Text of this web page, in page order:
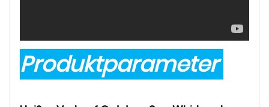
Produktparameter